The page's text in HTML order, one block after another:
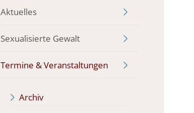
Aktuelles
Sexualisierte Gewalt
Termine & Veranstaltungen
Archiv